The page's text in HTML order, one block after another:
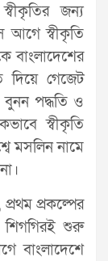
জন্য
আগে স্বীকৃতি
বাংলাদেশের
দিয়ে গেজেট
বুনন পদ্ধতি ও
স্বীকৃতি
মসলিন নামে
প্রকল্পের
শিগগিরই শুরু
বাংলাদেশে